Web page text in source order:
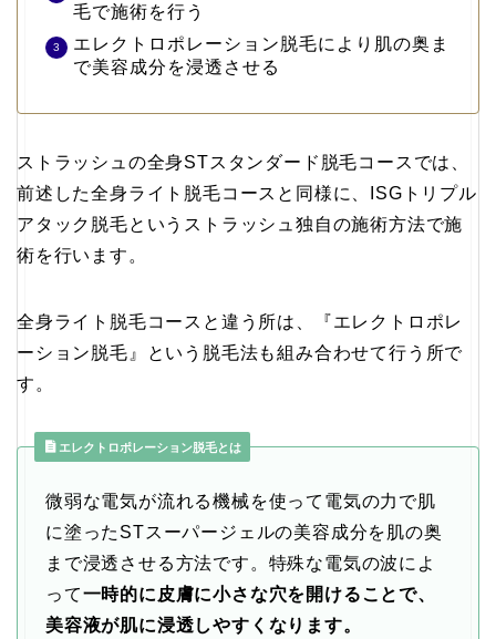
毛で施術を行う
エレクトロポレーション脱毛により肌の奥ま
で美容成分を浸透させる
ストラッシュの全身STスタンダード脱毛コースでは、
前述した全身ライト脱毛コースと同様に、ISGトリプル
アタック脱毛というストラッシュ独自の施術方法で施
術を行います。
全身ライト脱毛コースと違う所は、『エレクトロポレ
ーション脱毛』という脱毛法も組み合わせて行う所で
す。
エレクトロポレーション脱毛とは
微弱な電気が流れる機械を使って電気の力で肌
に塗ったSTスーパージェルの美容成分を肌の奥
まで浸透させる方法です。特殊な電気の波によ
って一時的に皮膚に小さな穴を開けることで、
美容液が肌に浸透しやすくなります。